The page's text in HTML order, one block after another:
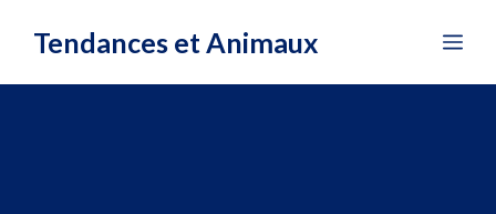
Tendances et Animaux